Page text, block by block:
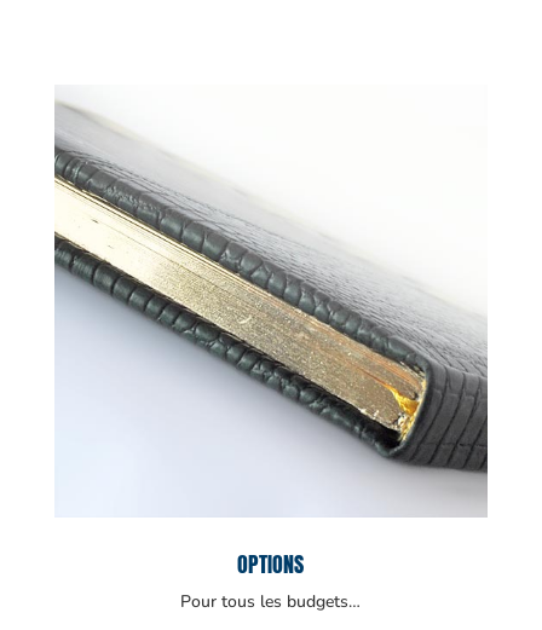
OPTIONS
Pour tous les budgets…